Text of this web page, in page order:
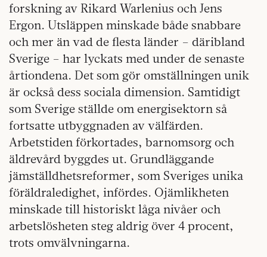
forskning av Rikard Warlenius och Jens
Ergon. Utsläppen minskade både snabbare
och mer än vad de flesta länder – däribland
Sverige – har lyckats med under de senaste
årtiondena. Det som gör omställningen unik
är också dess sociala dimension. Samtidigt
som Sverige ställde om energisektorn så
fortsatte utbyggnaden av välfärden.
Arbetstiden förkortades, barnomsorg och
äldrevård byggdes ut. Grundläggande
jämställdhetsreformer, som Sveriges unika
föräldraledighet, infördes. Ojämlikheten
minskade till historiskt låga nivåer och
arbetslösheten steg aldrig över 4 procent,
trots omvälvningarna.